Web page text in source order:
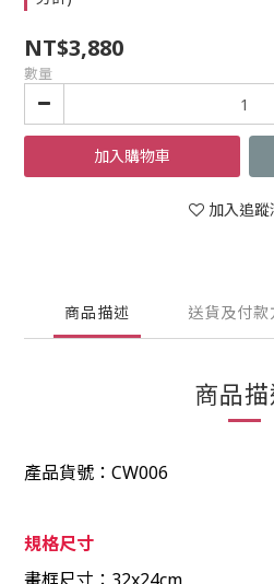
NT$3,880
數量
加入購物車
加入追蹤
商品描述 送貨及付款
商品
產品貨號： CW006
規格尺寸